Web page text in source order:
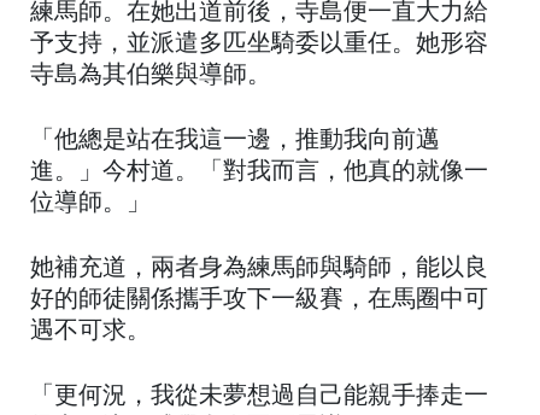
練馬師。在她出道前後，寺島便一直大力給
予支持，並派遣多匹坐騎委以重任。她形容
寺島為其伯樂與導師。
「他總是站在我這一邊，推動我向前邁
進。」今村道。「對我而言，他真的就像一
位導師。」
她補充道，兩者身為練馬師與騎師，能以良
好的師徒關係攜手攻下一級賽，在馬圈中可
遇不可求。
「更何況，我從未夢想過自己能親手捧走一